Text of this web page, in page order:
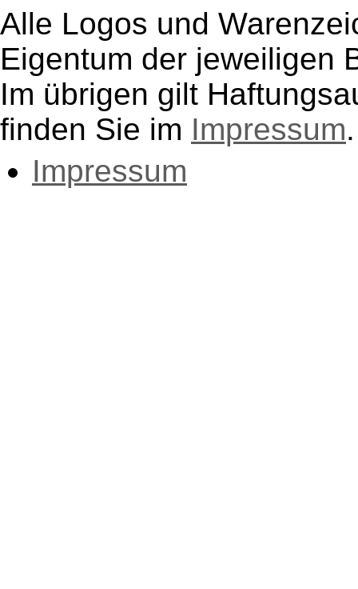
Alle Logos und
Eigentum der jeweiligen
Im übrigen gilt
finden Sie im Impressum.
Impressum